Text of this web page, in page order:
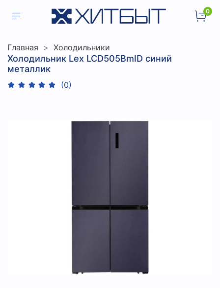
0
Главная Холодильники
Холодильник Lex LCD505BmID синий
металлик
(0)